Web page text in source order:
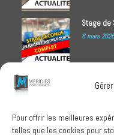
Pour offrir les meilleures
telles que les cookies pour
Stage de
6 mars
1 octobre